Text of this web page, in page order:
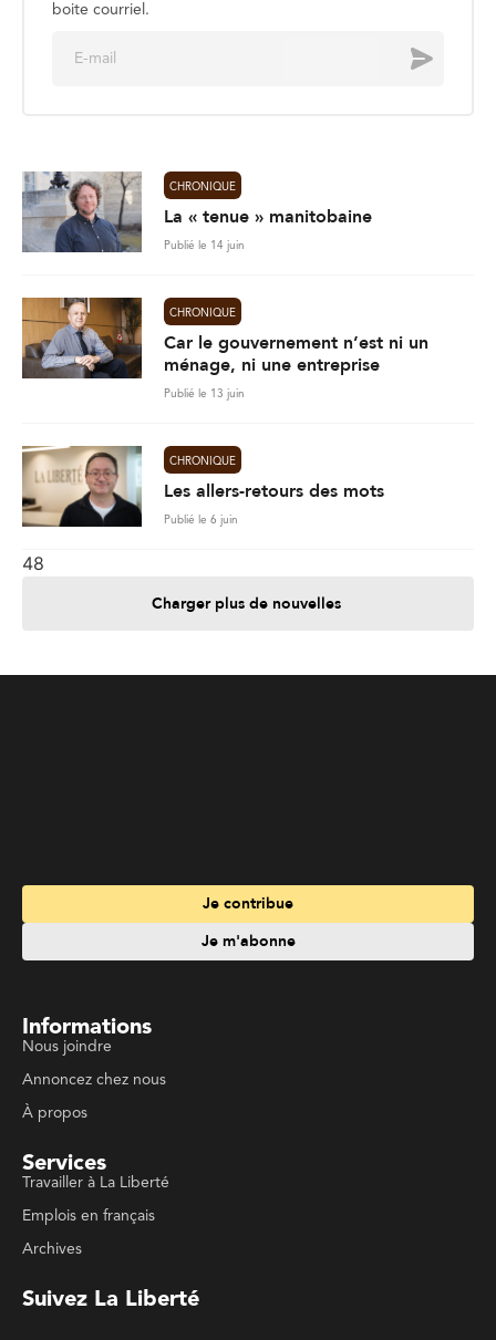
Car le gouvernement n’est ni un
ménage, ni une entreprise
Publié le 13 juin
Les allers-retours des mots
Publié le 6 juin
Je contribue
Services
Suivez La Liberté
Code de conduite
Politique de confidentialité
Politique de droits d'auteurs
La Liberté © 2023